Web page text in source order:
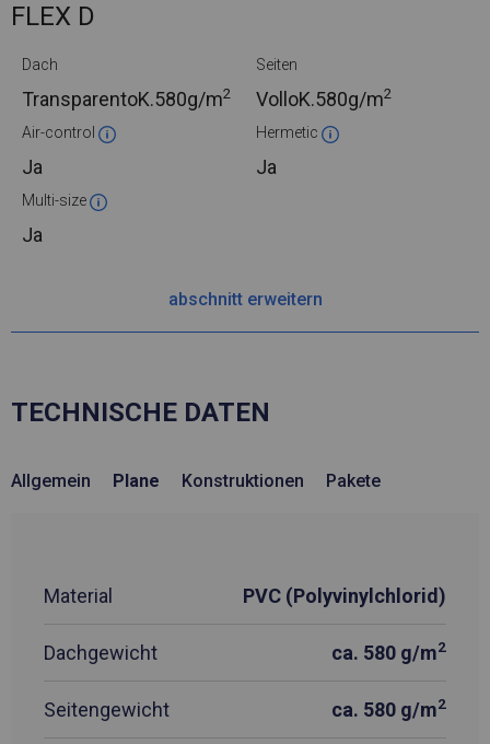
FLEX D
Dach
TransparentoK.580g/m2
Seiten
VolloK.580g/m2
Air-control
Ja
Hermetic
Ja
Multi-size
Ja
abschnitt erweitern
TECHNISCHE DATEN
Allgemein Plane Konstruktionen Pakete
Material PVC (Polyvinylchlorid)
Dachgewicht ca. 580 g/m2
Seitengewicht ca. 580 g/m2